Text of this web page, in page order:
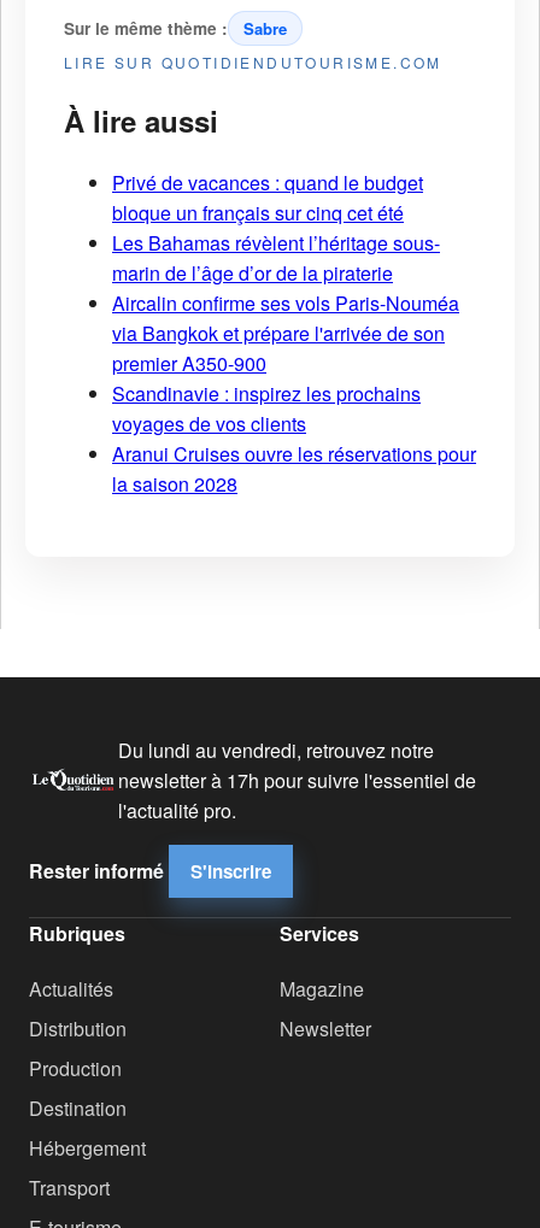
Sur le même thème : Sabre
LIRE SUR QUOTIDIENDUTOURISME.COM
À lire aussi
Privé de vacances : quand le budget
bloque un français sur cinq cet été
Les Bahamas révèlent l’héritage sous-
marin de l’âge d’or de la piraterie
Aircalin confirme ses vols Paris-Nouméa
via Bangkok et prépare l'arrivée de son
premier A350-900
Scandinavie : inspirez les prochains
voyages de vos clients
Aranui Cruises ouvre les réservations pour
la saison 2028
Du lundi au vendredi, retrouvez notre
newsletter à 17h pour suivre l'essentiel de
l'actualité pro.
Rester informé S'inscrire
Rubriques
Actualités
Distribution
Production
Destination
Hébergement
Transport
Services
Magazine
Newsletter